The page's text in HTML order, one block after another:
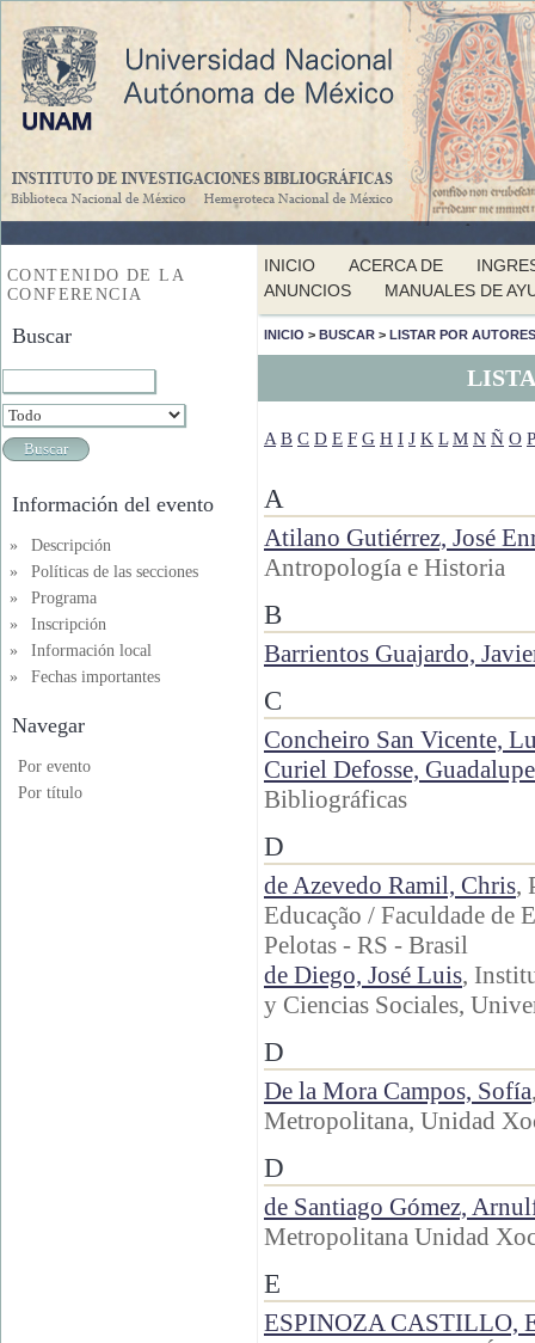
CONTENIDO DE LA
CONFERENCIA
Buscar
Información del evento
»
Descripción
»
Políticas de las secciones
»
Programa
»
Inscripción
»
Información local
»
Fechas importantes
Navegar
Por evento
Por título
INICIO ACERCA DE
ANUNCIOS
MANUALES DE
INICIO > BUSCAR > LISTAR POR AUTORES
A B C D E F G H I J K L M N Ñ O P
A
Atilano Gutiérrez, José
Antropología e Historia
B
Barrientos Guajardo,
C
Concheiro San Vicente,
Curiel Defosse, Guadalupe
Bibliográficas
D
de Azevedo Ramil, Chris,
Educação / Faculdade de
Pelotas - RS - Brasil
de Diego, José Luis,
y Ciencias Sociales,
D
De la Mora Campos, Sofía
Metropolitana, Unidad
D
de Santiago Gómez,
Metropolitana Unidad
E
ESPINOZA CASTILLO,